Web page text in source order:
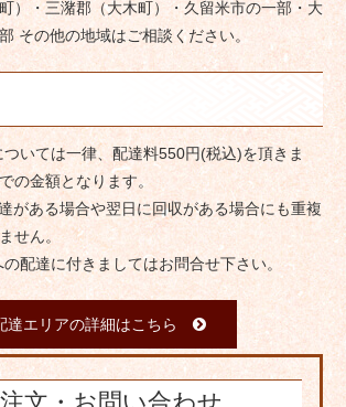
）・三潴郡（大木町）・久留米市の一部・大
その他の地域はご相談ください。
いては一律、配達料550円(税込)を頂きま
の金額となります。
がある場合や翌日に回収がある場合にも重複
せん。
配達に付きましてはお問合せ下さい。
達エリアの詳細はこちら